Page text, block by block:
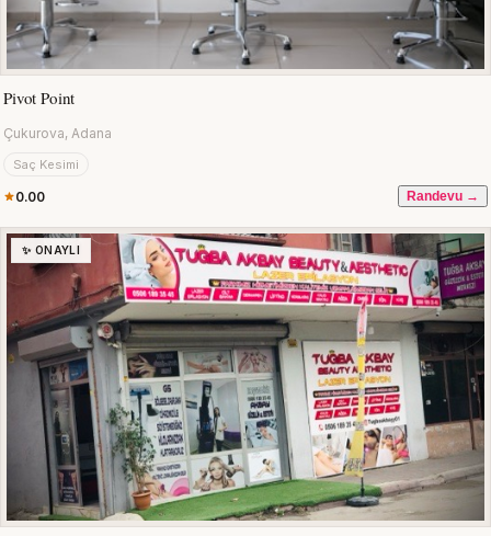
Pivot Point
Çukurova, Adana
Saç Kesimi
0.00 Randevu →
✨ ONAYLI